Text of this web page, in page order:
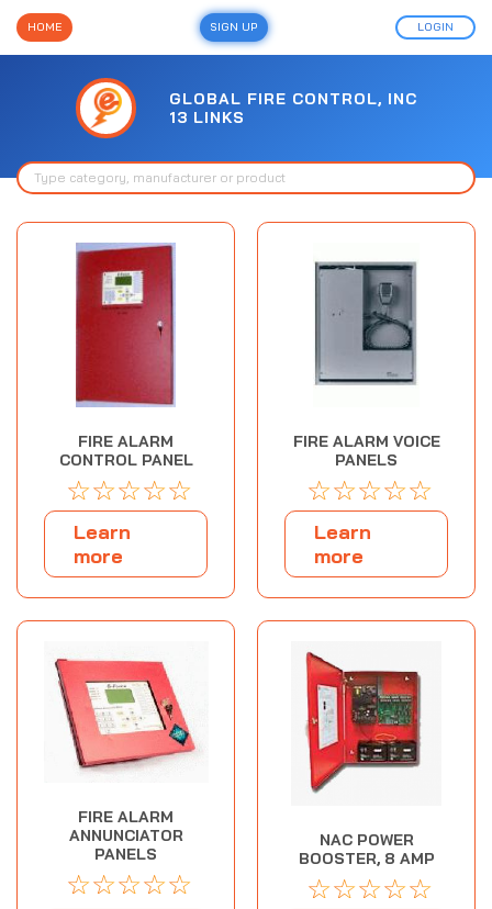
HOME SIGN UP LOGIN
GLOBAL FIRE CONTROL, INC
13 LINKS
FIRE ALARM
CONTROL PANEL
☆☆☆☆☆
Learn
more
FIRE ALARM VOICE
PANELS
☆☆☆☆☆
Learn
more
FIRE ALARM
ANNUNCIATOR
PANELS
☆☆☆☆☆
NAC POWER
BOOSTER, 8 AMP
☆☆☆☆☆